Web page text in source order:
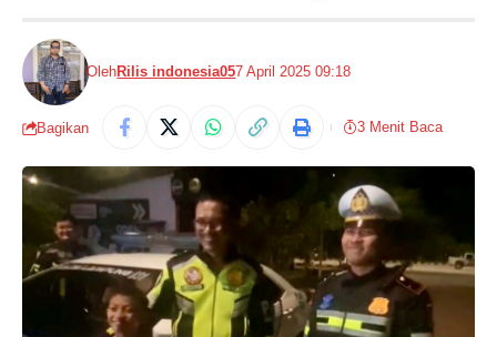
OlehRilis indonesia057 April 2025 09:18
Bagikan 3 Menit Baca